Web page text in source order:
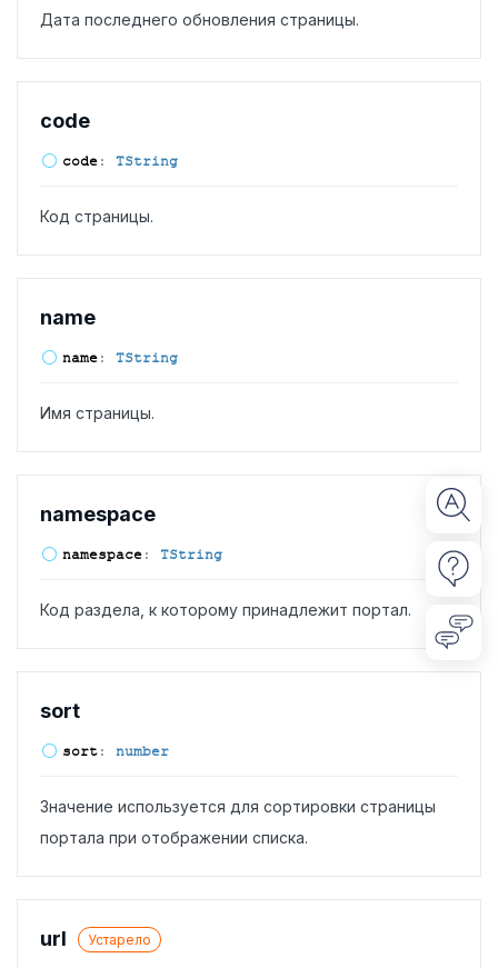
Дата последнего обновления страницы.
code
code: TString
Код страницы.
name
name: TString
Имя страницы.
namespace
namespace: TString
Код раздела, к которому принадлежит портал.
sort
sort: number
Значение используется для сортировки страницы
портала при отображении списка.
url Устарело